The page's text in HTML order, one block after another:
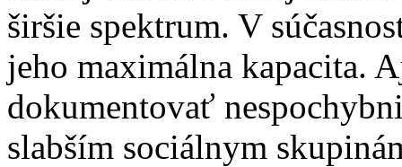
širšie spektrum. V
jeho maximálna kapacita.
dokumentovať
slabším sociálnym